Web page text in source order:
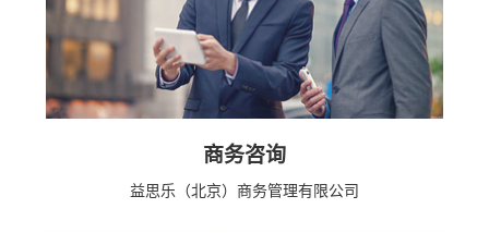
商务咨询
益思乐（北京）商务管理有限公司